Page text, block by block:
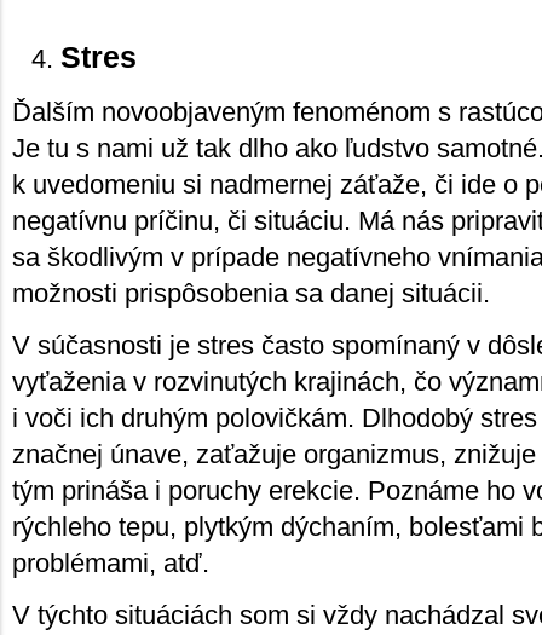
Stres
Ďalším novoobjaveným fenoménom s
Je tu s nami už tak dlho ako ľudstvo
k uvedomeniu si nadmernej záťaže, či ide o
negatívnu príčinu, či situáciu. Má nás
sa škodlivým v prípade negatívneho
možnosti prispôsobenia sa danej situácii.
V súčasnosti je stres často spomínaný v
vyťaženia v rozvinutých krajinách, čo
i voči ich druhým polovičkám. Dlhodobý
značnej únave, zaťažuje organizmus,
tým prináša i poruchy erekcie. Poznáme ho
rýchleho tepu, plytkým dýchaním, bolesťami
problémami, atď.
V týchto situáciách som si vždy nachádzal